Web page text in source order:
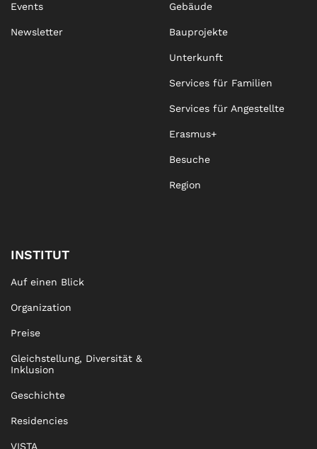
Events
Newsletter
Gebäude
Bauprojekte
Unterkunft
Services für Familien
Services für Angestellte
Erasmus+
Besuche
Region
INSTITUT
Auf einen Blick
Organization
Preise
Gleichstellung, Diversität &
Inklusion
Geschichte
Residencies
VISTA